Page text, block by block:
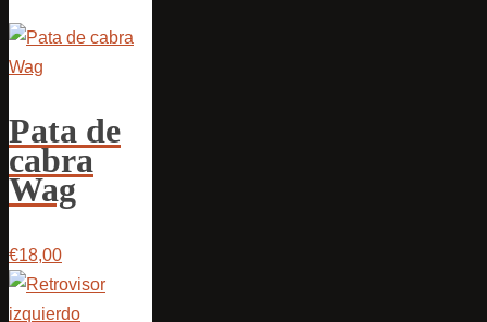
Pata de
cabra
Wag
€18,00